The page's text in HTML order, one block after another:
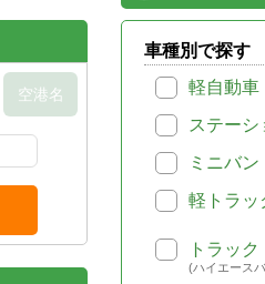
車種別で探す
軽自動車
ステー
ミニバ
軽トラッ
トラッ
(ハイエース
空港名